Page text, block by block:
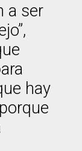
a ser
hay